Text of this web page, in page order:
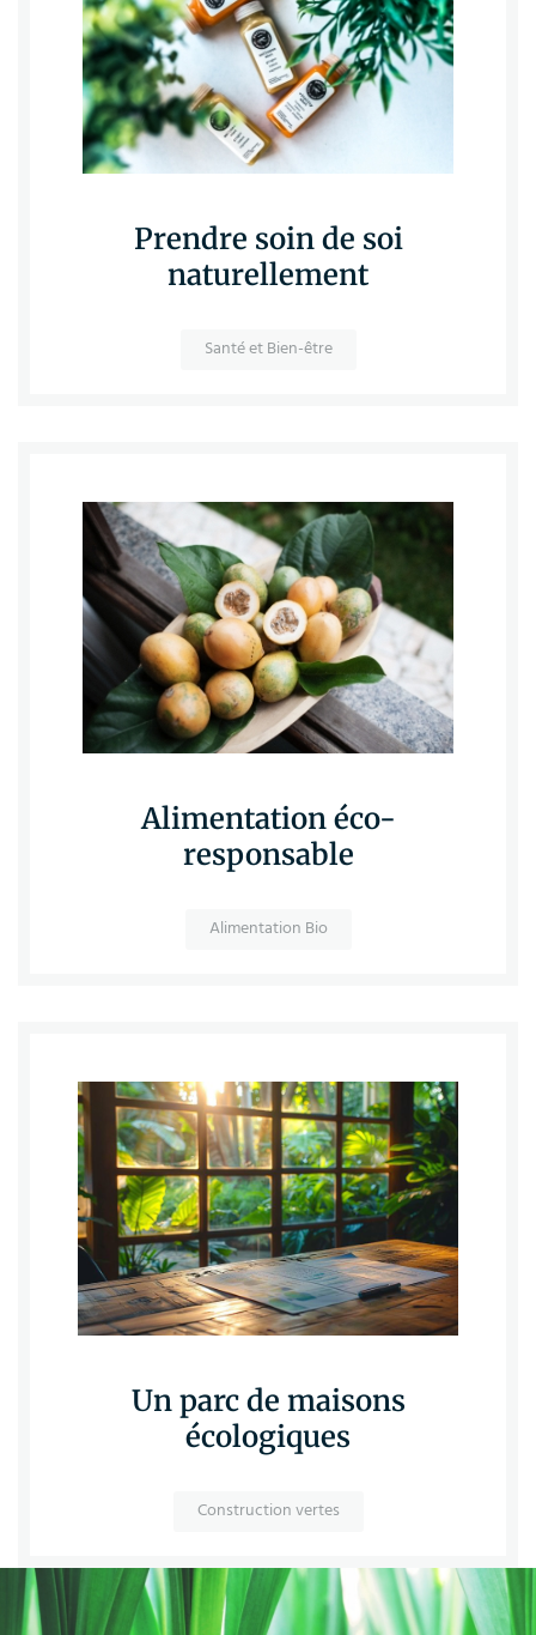
Prendre soin de soi
naturellement
Santé et Bien-être
Alimentation éco-
responsable
Alimentation Bio
Un parc de maisons
écologiques
Construction vertes